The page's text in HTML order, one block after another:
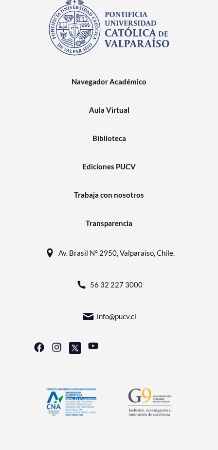
Navegador Académico
Aula Virtual
Biblioteca
Ediciones PUCV
Trabaja con nosotros
Transparencia
Av. Brasil N° 2950, Valparaíso, Chile.
56 32 227 3000
info@pucv.cl